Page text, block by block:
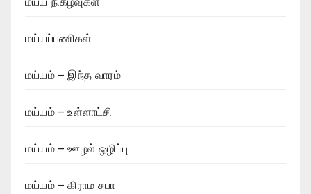
மய்யப்பணிகள்
மய்யம் – இந்த வாரம்
மய்யம் – உள்ளாட்சி
மய்யம் – ஊழல் ஒழிப்பு
மய்யம் – கிராம சபா